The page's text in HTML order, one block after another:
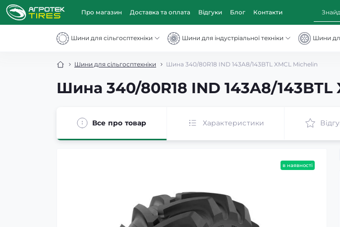
Про магазин Доставка та оплата Відгуки Блог Контакти
Шини для сільгосптехніки Шини для індустріальної техніки
Шини
Шини для сільгосптехніки Шина 340/80R18 IND 143A8/143BTL XMCL Michelin
Шина 340/80R18 IND 143A8/143BTL
Все про товар Характеристики
в наявності